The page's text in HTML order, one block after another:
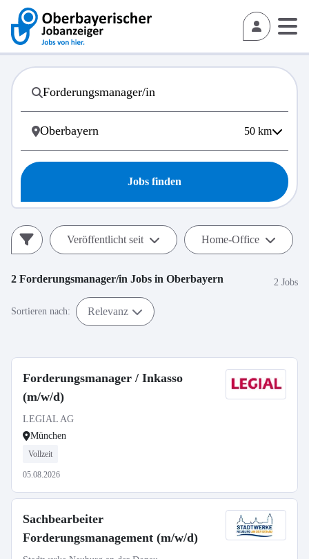
50 km
Jobs finden
Veröffentlicht seit Home-Office
2 Forderungsmanager/in Jobs in Oberbayern 2 Jobs
Sortieren nach: Relevanz
Forderungsmanager / Inkasso
(m/w/d)
LEGIAL AG
München
Vollzeit
05.08.2026
Sachbearbeiter
Forderungsmanagement (m/w/d)